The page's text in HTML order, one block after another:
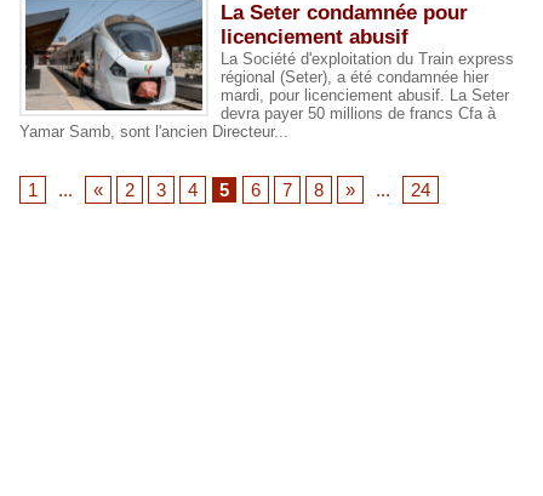
La Seter condamnée pour
licenciement abusif
La Société d'exploitation du Train express
régional (Seter), a été condamnée hier
mardi, pour licenciement abusif. La Seter
devra payer 50 millions de francs Cfa à
Yamar Samb, sont l'ancien Directeur...
1 ... « 2 3 4 5 6 7 8 » ... 24